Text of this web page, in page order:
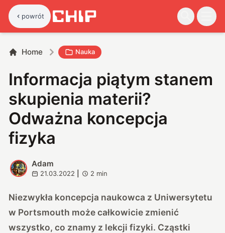
powrót
Home Nauka
Informacja piątym stanem
skupienia materii?
Odważna koncepcja
fizyka
A
Adam
21.03.2022 2 min
Niezwykła koncepcja naukowca z Uniwersytetu
w Portsmouth może całkowicie zmienić
wszystko, co znamy z lekcji fizyki. Cząstki